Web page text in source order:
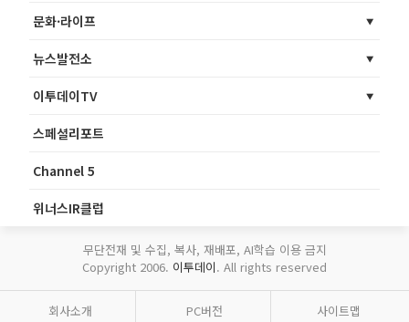
문화·라이프
뉴스발전소
이투데이TV
스페셜리포트
Channel 5
위너스IR클럽
무단전재 및 수집, 복사, 재배포, AI학습 이용 금지
Copyright 2006. 이투데이. All rights reserved
회사소개 PC버전 사이트맵